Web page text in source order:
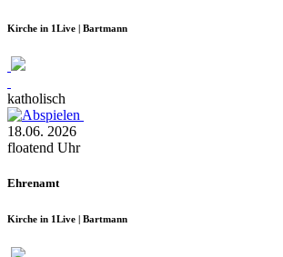
Kirche in 1Live | Bartmann
katholisch
18.06. 2026
floatend Uhr
Ehrenamt
Kirche in 1Live | Bartmann